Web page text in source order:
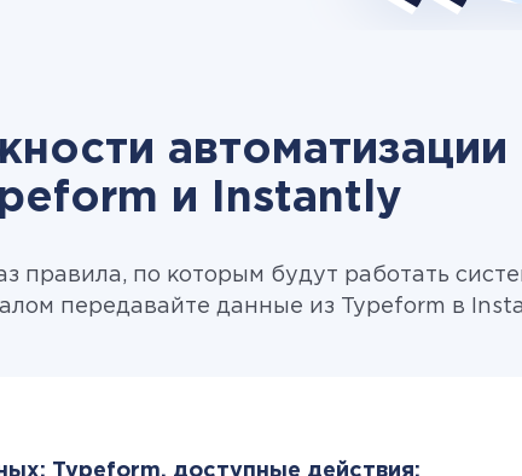
автоматизации
и Instantly
правила, по которым будут работать
передавайте данные из Typeform в
Typeform, доступные действия: